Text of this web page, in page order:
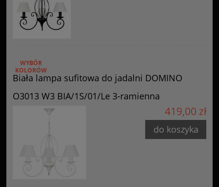
Biała lampa sufitowa do jadalni DOMINO
O3013 W3 BIA/1S/01/Le 3-ramienna
WYBÓR
KOLORÓW
419,00 zł
do koszyka